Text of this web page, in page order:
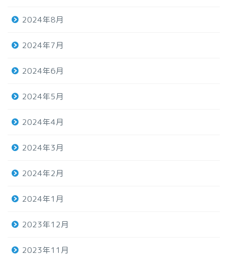
2024年8月
2024年7月
2024年6月
2024年5月
2024年4月
2024年3月
2024年2月
2024年1月
2023年12月
2023年11月